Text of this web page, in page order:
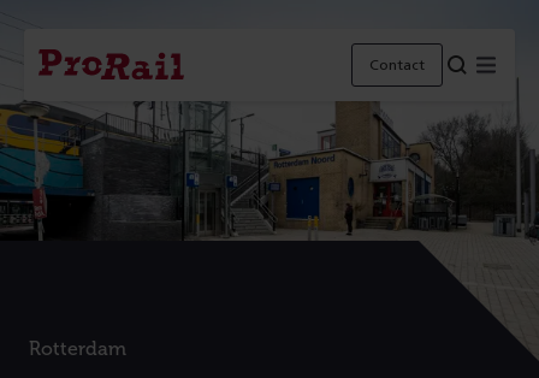
Navigatie
Homepage
ProRail
Contact
Rotterdam